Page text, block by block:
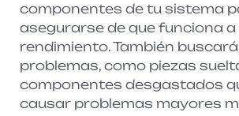
componentes de tu sistema
asegurarse de que funciona a
rendimiento. También
problemas, como piezas
componentes desgastados
causar problemas mayores